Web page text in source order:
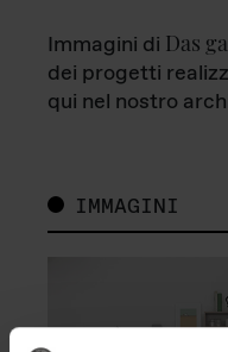
Immagini di Das
dei progetti
qui nel nostro
IMMAGINI